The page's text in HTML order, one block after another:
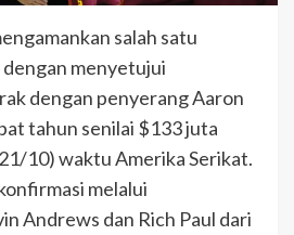
salah satu
menyetujui
dengan penyerang Aaron
tahun senilai $133 juta
10) waktu Amerika Serikat.
melalui
Andrews dan Rich Paul dari